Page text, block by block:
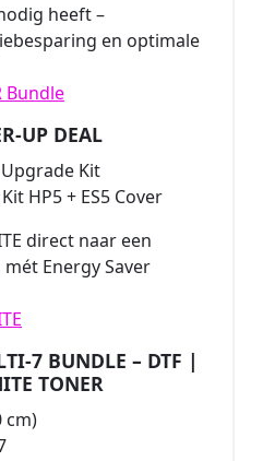
heeft –
en optimale
Bundle
UP DEAL
Upgrade Kit
HP5 + ES5 Cover
direct naar een
Energy Saver
7 BUNDLE – DTF |
TONER
cm)